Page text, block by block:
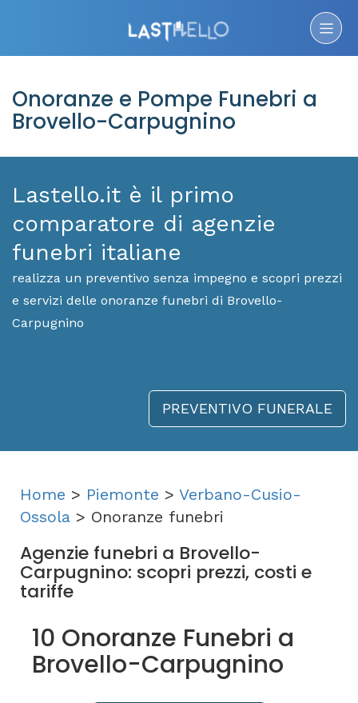
Onoranze e Pompe Funebri a
Brovello-Carpugnino
Lastello.it è il primo
comparatore di agenzie
funebri italiane
realizza un preventivo senza impegno e scopri prezzi
e servizi delle onoranze funebri di Brovello-
Carpugnino
PREVENTIVO FUNERALE
Home > Piemonte > Verbano-Cusio-
Ossola > Onoranze funebri
Agenzie funebri a Brovello-
Carpugnino: scopri prezzi, costi e
tariffe
10 Onoranze Funebri a
Brovello-Carpugnino